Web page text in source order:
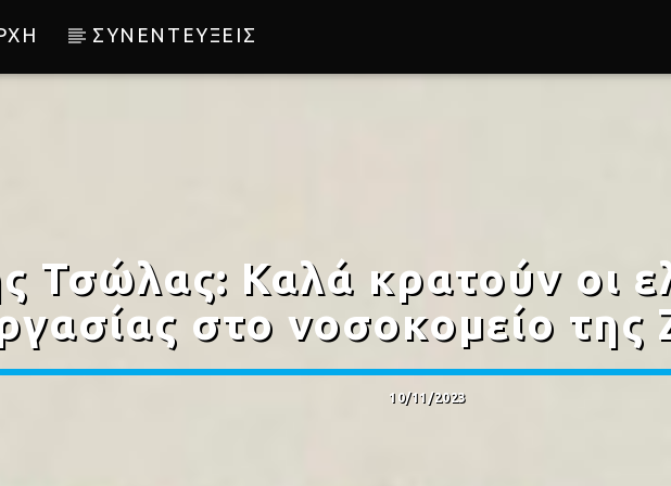
ΣΥΝΕΝΤΕΥΞΕΙΣ
Τσώλας: Καλά κρατούν οι
στο νοσοκομείο της
10/11/2023